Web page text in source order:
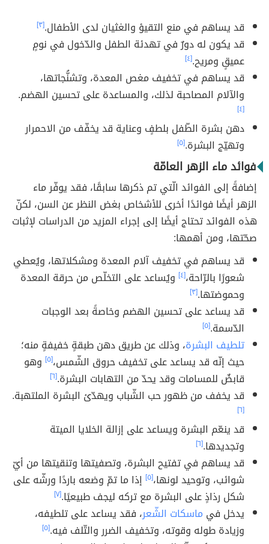
قد يساهم في منع التقيؤ والغثيان لدى الأطفال.[٣]
قد يكون له دورٌ في تهدئة الطفل والدّخول في نومٍ
عميقٍ ومريح.[٤]
قد يساهم في تخفيف مغص المعدة، وتشنُّجاتها،
والآلام المصاحبة لذلك، والمساعدة على تحسين الهضم.
[٤]
دهن بشرة الطّفل بلطفٍ وعناية قد يخفّف من الاحمرار
وتهيّج البشرة.[٥]
فوائد ماء الزهر العامّة
إضافةً إلى الفوائد الّتي تم ذكرها سابقًا، فقد يوفّر ماء
الزهر أيضًا فوائدًا أخرى للأشخاص بغض النظر عن السن، لكنّ
هذه الفوائد تحتاج أيضًا إلى إجراء المزيد من الدراسات لإثبات
صحّتها، ومن أهمها:
قد يساهم في تخفيف آلام المعدة ومشكلاتها، ويُعطي
شعورًا بالرّاحة،[٤] ويُساعد على التخلّص من حرقة المعدة
وحموضتها.[٣]
قد يساعد على تحسين الهضم وخاصةً بعد الوجبات
الدّسمة.[٥]
تلطيف البشرة، وذلك عن طريق دهن طبقةٍ خفيفةٍ منه؛
حيث إنّه قد يساعد على تخفيف حروق الشّمس،[٥] وهو
قابضٌ للمسامات وقد يحدّ من التهابات البشرة.[٦]
قد يخفف من ظهور حب الشّباب ويهدّئ البشرة الملتهبة.
[٦]
قد ينعّم البشرة ويساعد على إزالة الخلايا الميتة
وتجديدها.[٦]
قد يساهم في تفتيح البشرة، وتصفيتها وتنقيتها من أيّ
شوائب، وتوحيد لونها،[٥] إذا ما تمّ وضعه باردًا ورشّه على
شكل رذاذٍ على البشرة مع تركه ليجف طبيعيًا.[٧]
يدخل في ماسكات الشّعر، فقد يساعد على تلطيفه،
وزيادة طوله وقوته، وتخفيف الضرر والتّلف فيه.[٥]